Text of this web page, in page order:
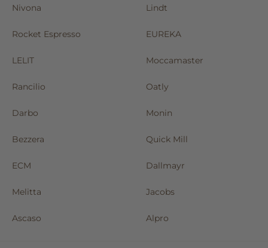
Nivona Lindt
Rocket Espresso EUREKA
LELIT Moccamaster
Rancilio Oatly
Darbo Monin
Bezzera Quick Mill
ECM Dallmayr
Melitta Jacobs
Ascaso Alpro